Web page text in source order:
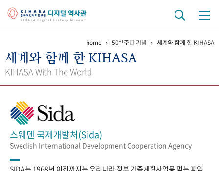
걸어온 길 기관 변천사 역대 기관장
정책과 연구 키워드로 보는 연구 역사
간행물 변천사
기록물 아카이브
home 50+1주년 기념 세계와 함께 한 KIHASA
세계와 함께 한 KIHASA
KIHASA With The World
스웨덴 국제개발처(Sida)
Swedish International Development Cooperation Agency
SIDA는 1968년 이전까지는 우리나라 정부 가족계획사업용 먹는 피임